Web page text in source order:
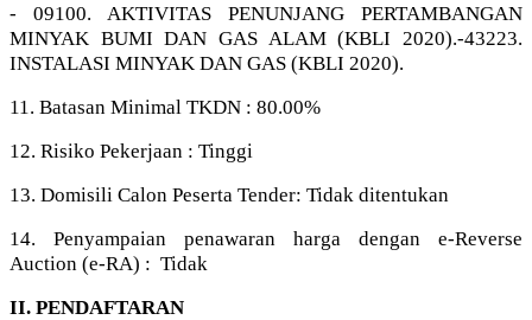
- 09100. AKTIVITAS PENUNJANG PERTAMBANGAN
MINYAK BUMI DAN GAS ALAM (KBLI 2020).-43223.
INSTALASI MINYAK DAN GAS (KBLI 2020).
11. Batasan Minimal TKDN : 80.00%
12. Risiko Pekerjaan : Tinggi
13. Domisili Calon Peserta Tender: Tidak ditentukan
14. Penyampaian penawaran harga dengan e-Reverse
Auction (e-RA) : Tidak
II. PENDAFTARAN